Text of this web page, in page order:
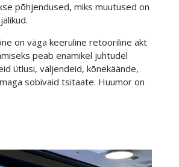
põhjendused, miks muutused on
on väga keeruline retooriline akt
peab enamikel juhtudel
ütlusi, väljendeid, kõnekäände,
sobivaid tsitaate. Huumor on